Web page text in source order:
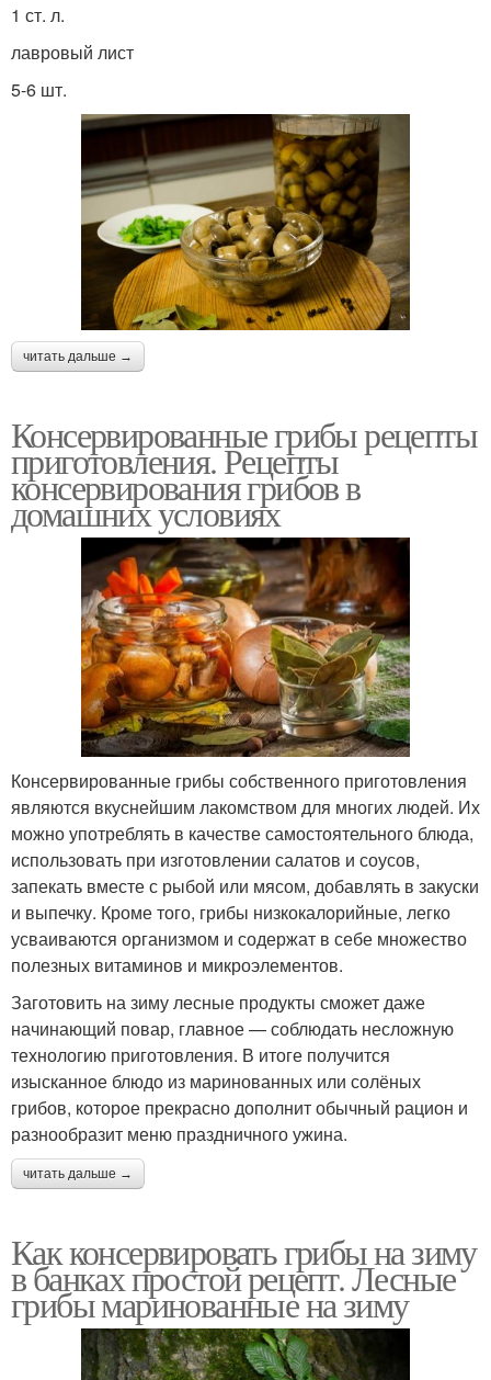
1 ст. л.
лавровый лист
5-6 шт.
читать дальше →
Консервированные грибы рецепты
приготовления. Рецепты
консервирования грибов в
домашних условиях
Консервированные грибы собственного приготовления
являются вкуснейшим лакомством для многих людей. Их
можно употреблять в качестве самостоятельного блюда,
использовать при изготовлении салатов и соусов,
запекать вместе с рыбой или мясом, добавлять в закуски
и выпечку. Кроме того, грибы низкокалорийные, легко
усваиваются организмом и содержат в себе множество
полезных витаминов и микроэлементов.
Заготовить на зиму лесные продукты сможет даже
начинающий повар, главное — соблюдать несложную
технологию приготовления. В итоге получится
изысканное блюдо из маринованных или солёных
грибов, которое прекрасно дополнит обычный рацион и
разнообразит меню праздничного ужина.
читать дальше →
Как консервировать грибы на зиму
в банках простой рецепт. Лесные
грибы маринованные на зиму